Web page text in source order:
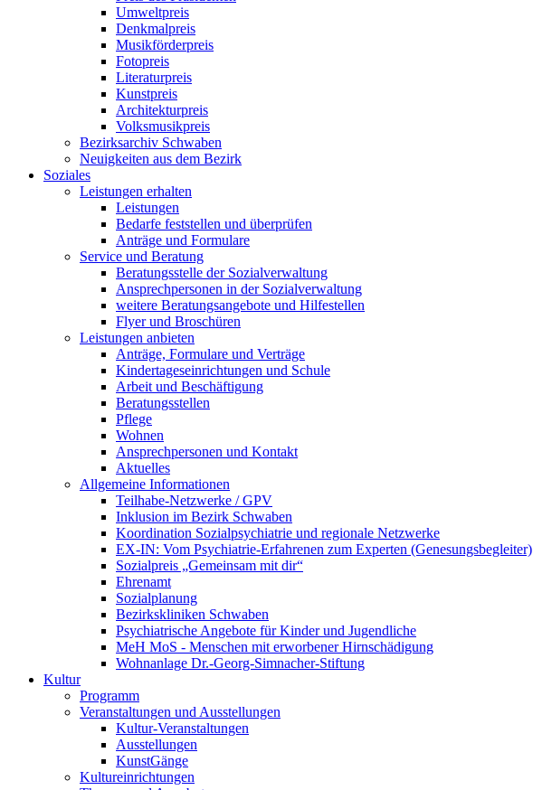
Umweltpreis
Denkmalpreis
Musikförderpreis
Fotopreis
Literaturpreis
Kunstpreis
Architekturpreis
Volksmusikpreis
Bezirksarchiv Schwaben
Neuigkeiten aus dem Bezirk
Soziales
Leistungen erhalten
Leistungen
Bedarfe feststellen und überprüfen
Anträge und Formulare
Service und Beratung
Beratungsstelle der Sozialverwaltung
Ansprechpersonen in der Sozialverwaltung
weitere Beratungsangebote und Hilfestellen
Flyer und Broschüren
Leistungen anbieten
Anträge, Formulare und Verträge
Kindertageseinrichtungen und Schule
Arbeit und Beschäftigung
Beratungsstellen
Pflege
Wohnen
Ansprechpersonen und Kontakt
Aktuelles
Allgemeine Informationen
Teilhabe-Netzwerke / GPV
Inklusion im Bezirk Schwaben
Koordination Sozialpsychiatrie und regionale Netzwerke
EX-IN: Vom Psychiatrie-Erfahrenen zum Experten (Genesungsbegleiter)
Sozialpreis „Gemeinsam mit dir“
Ehrenamt
Sozialplanung
Bezirkskliniken Schwaben
Psychiatrische Angebote für Kinder und Jugendliche
MeH MoS - Menschen mit erworbener Hirnschädigung
Wohnanlage Dr.-Georg-Simnacher-Stiftung
Kultur
Programm
Veranstaltungen und Ausstellungen
Kultur-Veranstaltungen
Ausstellungen
KunstGänge
Kultureinrichtungen